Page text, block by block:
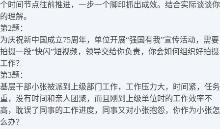
个时间节点往前推进，一步一个脚印抓出成效。结合实际谈谈你
的理解。
第2题：
为庆祝新中国成立75周年，单位开展“强国有我”宣传活动，需要
拍摄一段“快闪”短视频，领导交给你负责，你会如何组织好拍摄
工作？
第3题：
基层干部小张被派到上级部门工作，工作压力大，时间紧，任务
重，没有时间和亲人团聚，而且刚到上级单位时的工作效率不
高，耽误了同事的工作进度，同事又对小张抱怨，你作为小张怎
么办？